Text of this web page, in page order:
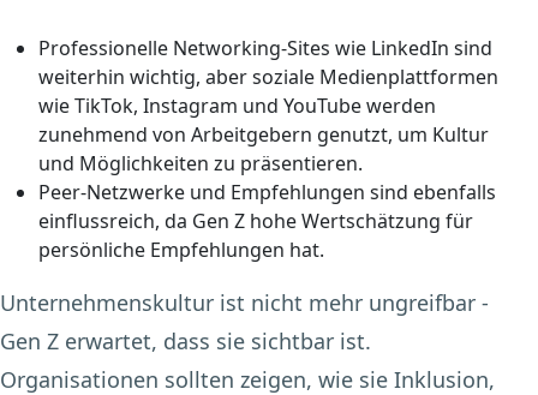
Professionelle Networking-Sites wie LinkedIn sind
weiterhin wichtig, aber soziale Medienplattformen
wie TikTok, Instagram und YouTube werden
zunehmend von Arbeitgebern genutzt, um Kultur
und Möglichkeiten zu präsentieren.
Peer-Netzwerke und Empfehlungen sind ebenfalls
einflussreich, da Gen Z hohe Wertschätzung für
persönliche Empfehlungen hat.
Unternehmenskultur ist nicht mehr ungreifbar -
Gen Z erwartet, dass sie sichtbar ist.
Organisationen sollten zeigen, wie sie Inklusion,